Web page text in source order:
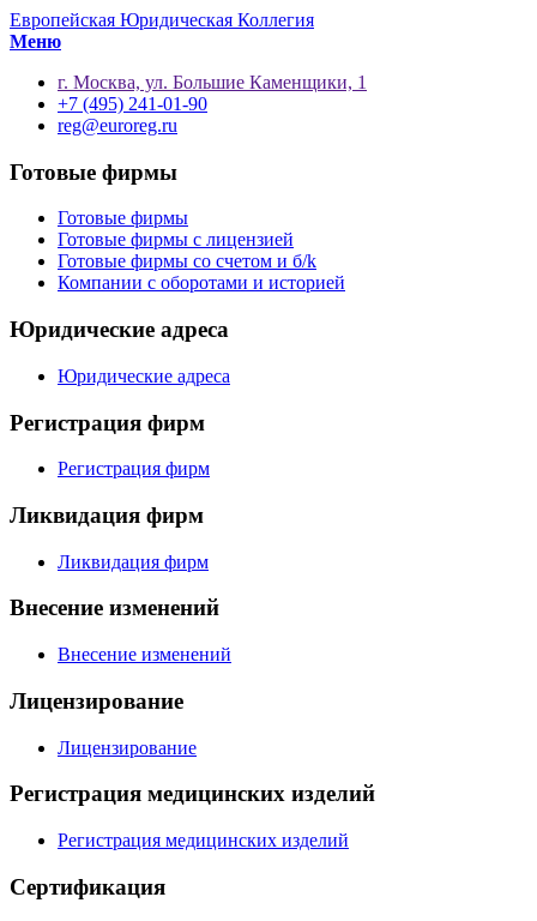
Европейская Юридическая Коллегия
Меню
г. Москва, ул. Большие Каменщики, 1
+7 (495) 241-01-90
reg@euroreg.ru
Готовые фирмы
Готовые фирмы
Готовые фирмы с лицензией
Готовые фирмы со счетом и б/k
Компании с оборотами и историей
Юридические адреса
Юридические адреса
Регистрация фирм
Регистрация фирм
Ликвидация фирм
Ликвидация фирм
Внесение изменений
Внесение изменений
Лицензирование
Лицензирование
Регистрация медицинских изделий
Регистрация медицинских изделий
Сертификация